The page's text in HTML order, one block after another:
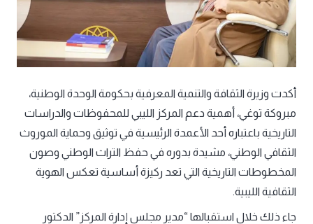
أكدت وزيرة الثقافة والتنمية المعرفية بحكومة الوحدة الوطنية،
مبروكة توغي، أهمية دعم المركز الليبي للمحفوظات والدراسات
التاريخية باعتباره أحد الأعمدة الرئيسية في توثيق وحماية الموروث
الثقافي الوطني، مشيدة بدوره في حفظ التراث الوطني وصون
المخطوطات التاريخية التي تعد ركيزة أساسية تعكس الهوية
الثقافية الليبية.
جاء ذلك خلال استقبالها “مدير مجلس إدارة المركز” الدكتور